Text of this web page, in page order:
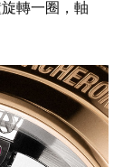
轉一圈，軸